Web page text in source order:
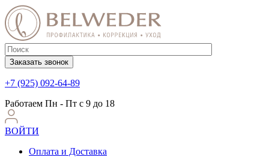
Заказать звонок
+7 (925) 092-64-89
Работаем Пн - Пт с 9 до 18
ВОЙТИ
Оплата и Доставка